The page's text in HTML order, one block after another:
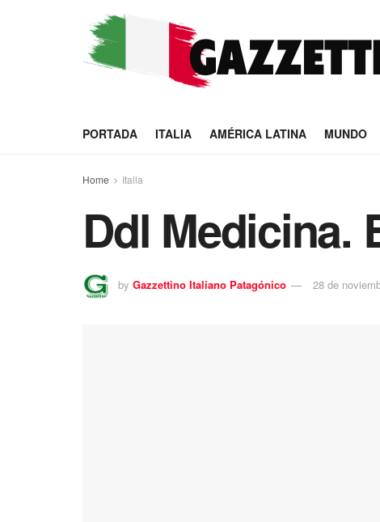
PORTADA ITALIA AMÉRICA LATINA MUNDO
Home Italia
Ddl Medicina.
by Gazzettino Italiano Patagónico 28 de